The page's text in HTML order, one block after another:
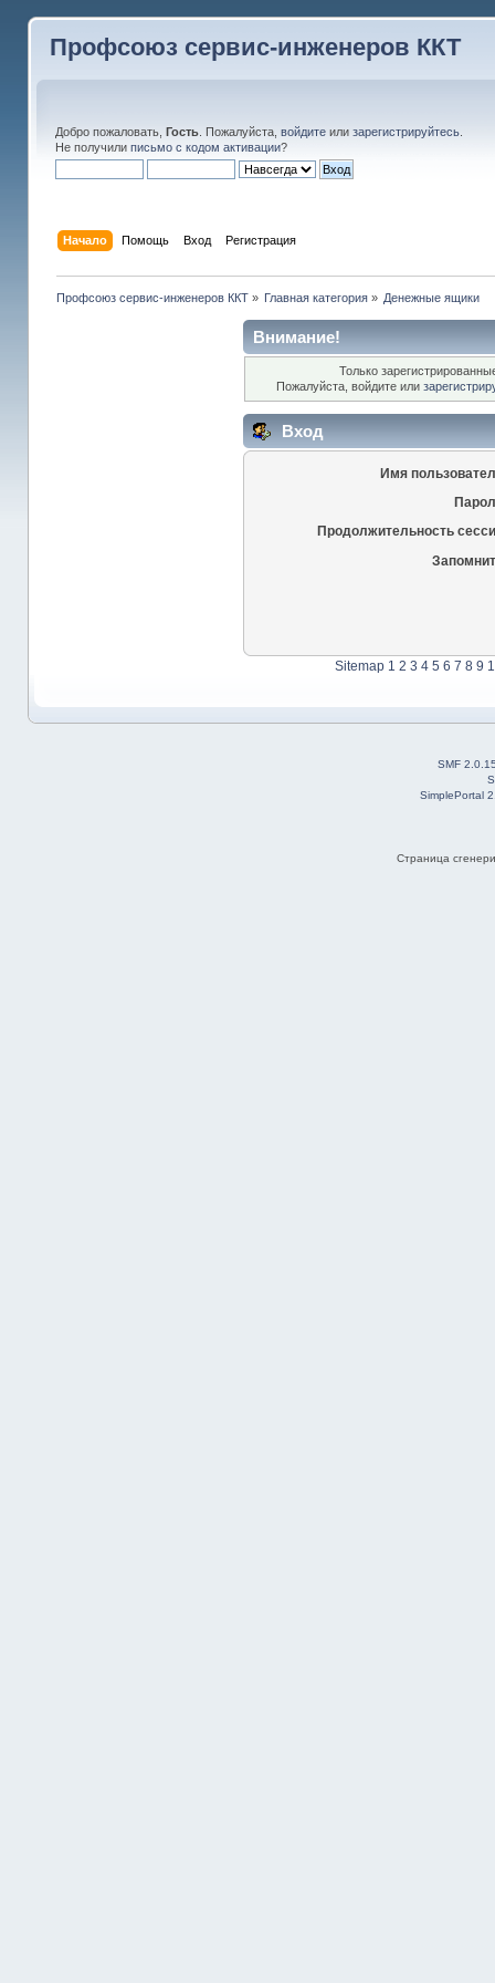
Профсоюз сервис-инженеров ККТ
Добро пожаловать, Гость. Пожалуйста, войдитеили зарегистрируйтесь.
Не получили письмо с кодом активации?
Начало Помощь Вход Регистрация
Профсоюз сервис-инженеров ККТ» Главная категория » Денежные ящики
Внимание!
Только
Пожалуйста, войдите или
Вход
Имя
Продолжительность
Sitemap 1 2 3 4 5 6 7 8 9
SMF
SimplePortal
Страница